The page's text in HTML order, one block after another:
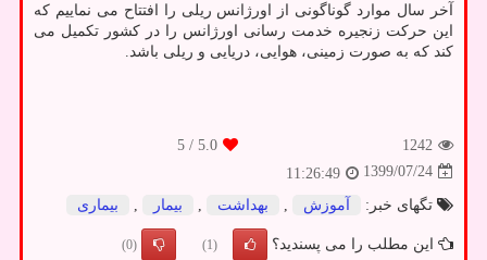
آخر سال موارد گوناگونی از اورژانس ریلی را افتتاح می نماییم که
این حرکت زنجیره خدمت رسانی اورژانس را در کشور تکمیل می
کند که به صورت زمینی، هوایی، دریایی و ریلی باشد.
1242
5.0
/ 5
1399/07/24
11:26:49
تگهای خبر:
آموزش بهداشت بیمار بیماری
این مطلب را می پسندید؟ (1)
(0)